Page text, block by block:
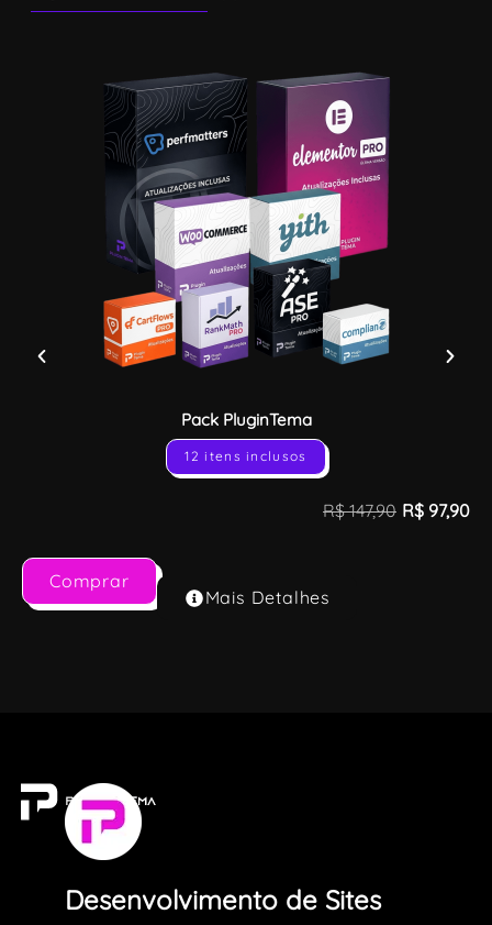
Pack PluginTema
12 itens inclusos
R$147,90 R$ 97,90
Comprar
Mais Detalhes
Desenvolvimento de Sites